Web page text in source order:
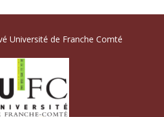
Université de Franche Comté